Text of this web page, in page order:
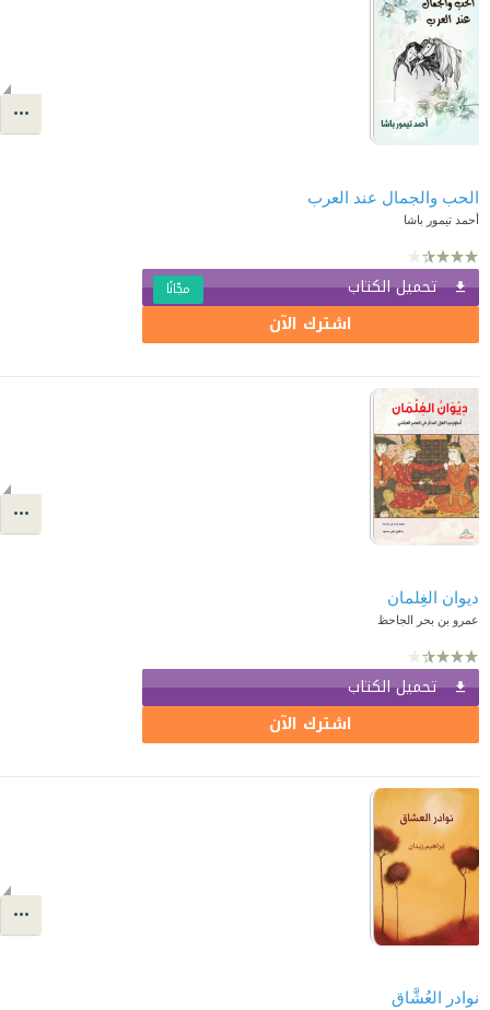
الحب والجمال عند العرب
أحمد تيمور باشا
تحميل الكتاب مجّانًا
اشترك الآن
ديوان الغِلمان
عمرو بن بحر الجاحظ
تحميل الكتاب
اشترك الآن
نوادر العُشَّاق